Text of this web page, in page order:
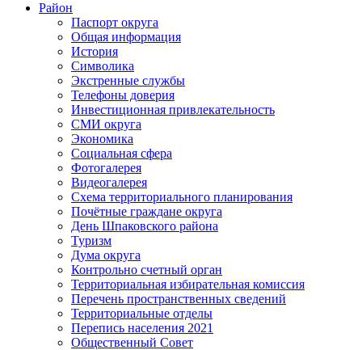
Район
Паспорт округа
Общая информация
История
Символика
Экстренные службы
Телефоны доверия
Инвестиционная привлекательность
СМИ округа
Экономика
Социальная сфера
Фотогалерея
Видеогалерея
Схема территориального планирования
Почётные граждане округа
День Шпаковского района
Туризм
Дума округа
Контрольно счетный орган
Территориальная избирательная комиссия
Перечень пространственных сведений
Территориальные отделы
Перепись населения 2021
Общественный Совет